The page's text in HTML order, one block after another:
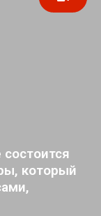
который